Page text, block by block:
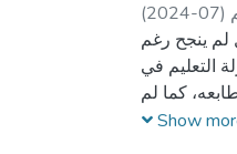
(2024-07)
لم ينجح رغم
التعليم في
كما لم
منفصلة
Show